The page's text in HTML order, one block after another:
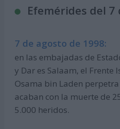
Efemérides del 7
7 de agosto de 1998:
en las embajadas de
y Dar es Salaam, el Frente
Osama bin Laden
acaban con la muerte de
5.000 heridos.